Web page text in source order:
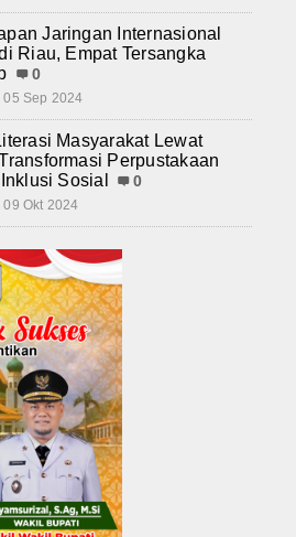
Jaringan Internasional
Riau, Empat Tersangka
0
05 Sep 2024
Masyarakat Lewat
Perpustakaan
Sosial
0
09 Okt 2024